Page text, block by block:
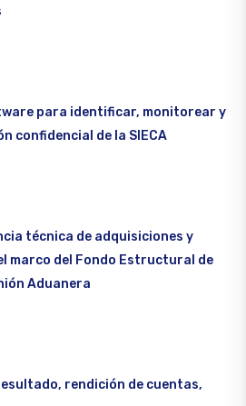
para identificar, monitorear y
confidencial de la SIECA
técnica de adquisiciones y
marco del Fondo Estructural de
Aduanera
rendición de cuentas,